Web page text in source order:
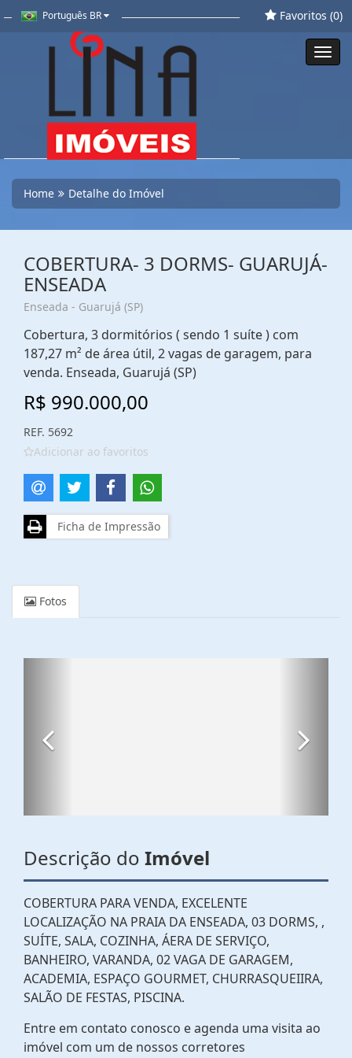
Português BR Favoritos (0)
Home Detalhe do Imóvel
COBERTURA- 3 DORMS- GUARUJÁ-
ENSEADA
Enseada - Guarujá (SP)
Cobertura, 3 dormitórios ( sendo 1 suíte ) com
187,27 m² de área útil, 2 vagas de garagem, para
venda. Enseada, Guarujá (SP)
R$ 990.000,00
REF. 5692
Adicionar ao favoritos
Ficha de Impressão
Fotos
Descrição do Imóvel
COBERTURA PARA VENDA, EXCELENTE
LOCALIZAÇÃO NA PRAIA DA ENSEADA, 03 DORMS, ,
SUÍTE, SALA, COZINHA, ÁERA DE SERVIÇO,
BANHEIRO, VARANDA, 02 VAGA DE GARAGEM,
ACADEMIA, ESPAÇO GOURMET, CHURRASQUEIIRA,
SALÃO DE FESTAS, PISCINA.
Entre em contato conosco e agenda uma visita ao
imóvel com um de nossos corretores